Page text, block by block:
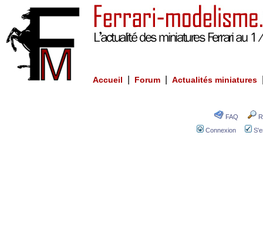
Accueil Forum Actualités miniatures
FAQ
Connexion